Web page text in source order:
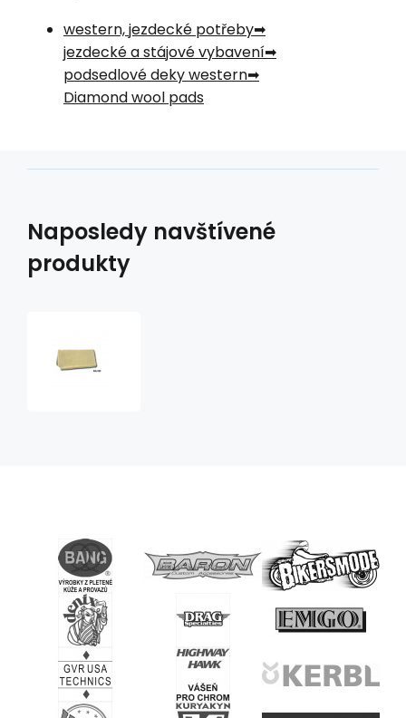
western, jezdecké potřeby
jezdecké a stájové vybavení
podsedlové deky western
Diamond wool pads
Naposledy navštívené
produkty